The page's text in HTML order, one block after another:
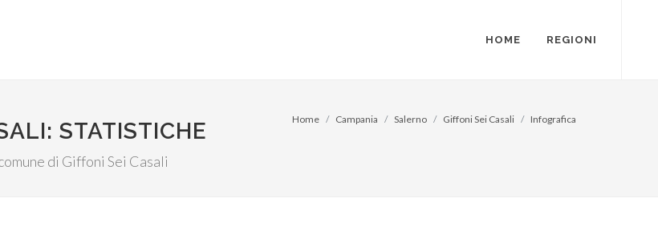
HOME REGIONI
STATISTICHE
di Giffoni Sei Casali
Home Campania Salerno Giffoni Sei Casali Infografica